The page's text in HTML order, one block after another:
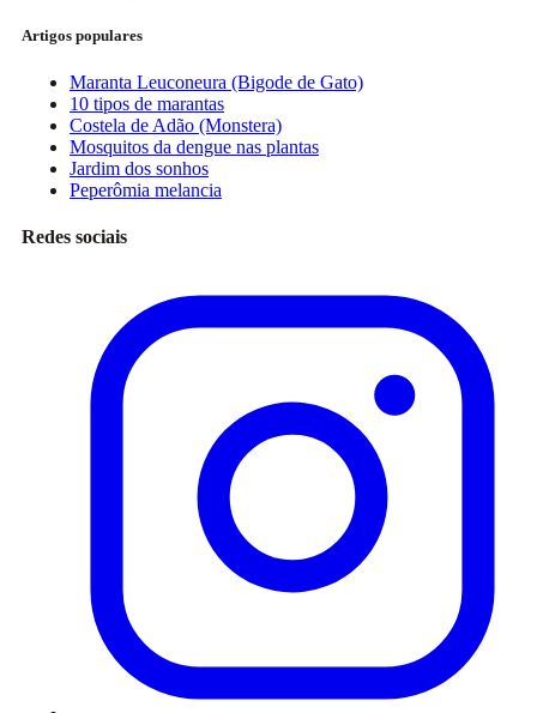
Artigos populares
Maranta Leuconeura (Bigode de Gato)
10 tipos de marantas
Costela de Adão (Monstera)
Mosquitos da dengue nas plantas
Jardim dos sonhos
Peperômia melancia
Redes sociais